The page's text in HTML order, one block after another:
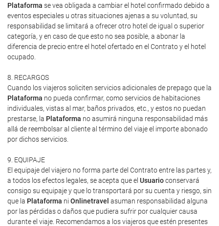
Plataforma se vea obligada a cambiar el hotel confirmado debido a
eventos especiales u otras situaciones ajenas a su voluntad, su
responsabilidad se limitará a ofrecer otro hotel de igual o superior
categoría, y en caso de que esto no sea posible, a abonar la
diferencia de precio entre el hotel ofertado en el Contrato y el hotel
ocupado.
8. RECARGOS
Cuando los viajeros soliciten servicios adicionales de prepago que la
Plataforma no pueda confirmar, como servicios de habitaciones
individuales, vistas al mar, baños privados, etc., y estos no puedan
prestarse, la Plataforma no asumirá ninguna responsabilidad más
allá de reembolsar al cliente al término del viaje el importe abonado
por dichos servicios.
9. EQUIPAJE
El equipaje del viajero no forma parte del Contrato entre las partes y,
a todos los efectos legales, se acepta que el Usuarioconservará
consigo su equipaje y que lo transportará por su cuenta y riesgo, sin
que la Plataforma ni Onlinetravel asuman responsabilidad alguna
por las pérdidas o daños que pudiera sufrir por cualquier causa
durante el viaje. Recomendamos a los viajeros que estén presentes